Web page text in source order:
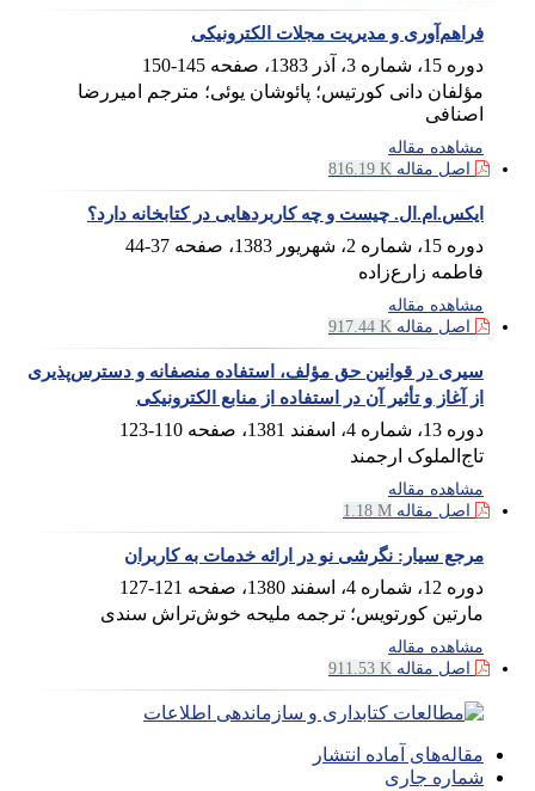
فراهم‌آوری و مدیریت مجلات الکترونیکی
دوره 15، شماره 3، آذر 1383، صفحه
145-150
مؤلفان دانی کورتیس؛ پائوشان یوئی؛ مترجم امیررضا
اصنافی
مشاهده مقاله
اصل مقاله 816.19 K
ایکس.ام.ال. چیست و چه کاربردهایی در کتابخانه دارد؟
دوره 15، شماره 2، شهریور 1383، صفحه
37-44
فاطمه زارع‌زاده
مشاهده مقاله
اصل مقاله 917.44 K
سیری در قوانین حق مؤلف، استفاده منصفانه و دسترس‌پذیری
از آغاز و تأثیر آن در استفاده از منابع الکترونیکی
دوره 13، شماره 4، اسفند 1381، صفحه
110-123
تاج‌الملوک ارجمند
مشاهده مقاله
اصل مقاله 1.18 M
مرجع سیار: نگرشی نو در ارائه خدمات به کاربران
دوره 12، شماره 4، اسفند 1380، صفحه
121-127
مارتین کورتویس؛ ترجمه ملیحه خوش‌تراش سندی
مشاهده مقاله
اصل مقاله 911.53 K
مقاله‌های آماده انتشار
شماره جاری